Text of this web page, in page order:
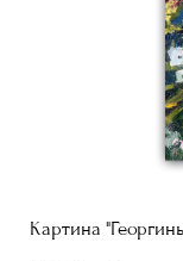
Картина